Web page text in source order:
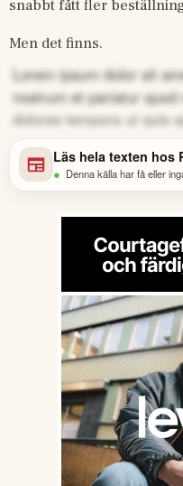
snabbt fått fler
Men det finns.
Lorem ipsum dolor sit
nostrum et pariatur
dolores tempora ut quis
Läs hela texten hos
• Denna källa har få eller